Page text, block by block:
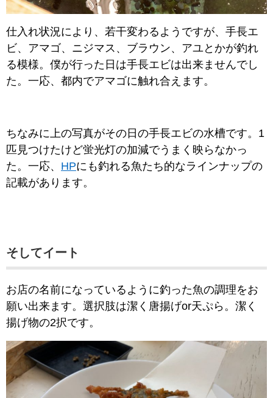
仕入れ状況により、若干変わるようですが、手長エ
ビ、アマゴ、ニジマス、ブラウン、アユとかが釣れ
る模様。僕が行った日は手長エビは出来ませんでし
た。一応、都内でアマゴに触れ合えます。
ちなみに上の写真がその日の手長エビの水槽です。1
匹見つけたけど蛍光灯の加減でうまく映らなかっ
た。一応、 HPにも釣れる魚たち的なラインナップの
記載があります。
そしてイート
お店の名前になっているように釣った魚の調理をお
願い出来ます。選択肢は潔く唐揚げor天ぷら。潔く
揚げ物の2択です。